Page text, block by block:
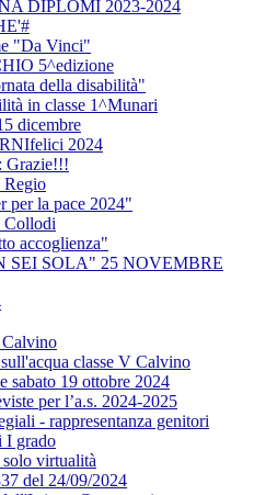
DIPLOMI 2023-2024
"Da Vinci"
5^edizione
della disabilità"
in classe 1^Munari
dicembre
2024
Grazie!!!
per la pace 2024"
Collodi
accoglienza"
SEI SOLA" 25 NOVEMBRE
classe V Calvino
sabato 19 ottobre 2024
per l’a.s. 2024-2025
- rappresentanza genitori
I grado
virtualità
del 24/09/2024